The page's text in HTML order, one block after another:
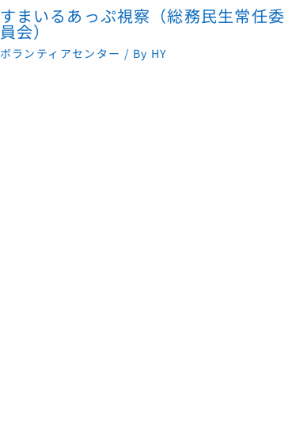
すまいるあっぷ視察（総務民生常任委
員会）
ボランティアセンター / By HY